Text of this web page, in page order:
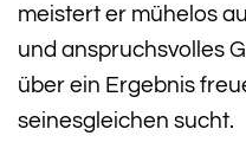
meistert er mühelos
und anspruchsvolles
über ein Ergebnis
seinesgleichen sucht.